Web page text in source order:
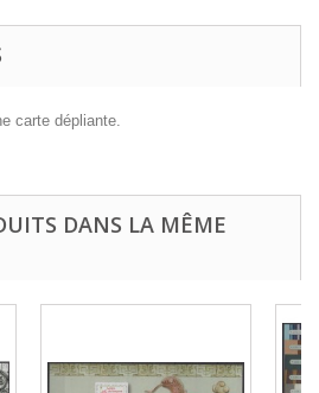
carte dépliante.
DANS LA MÊME